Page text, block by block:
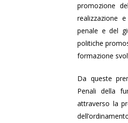
promozione
realizzazione
penale e del
politiche
formazione
Da queste
Penali della
attraverso la